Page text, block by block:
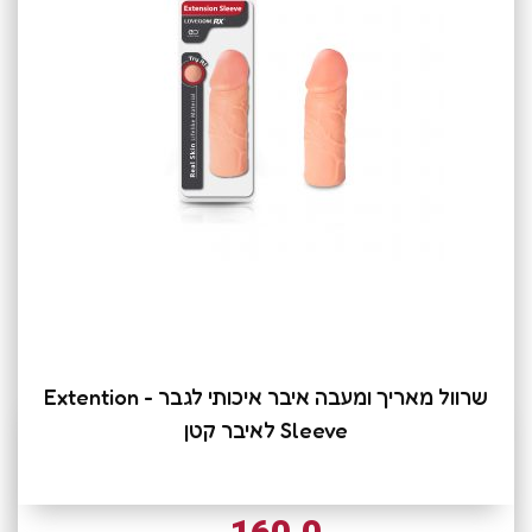
שרוול מאריך ומעבה איבר איכותי לגבר - Extention
Sleeve לאיבר קטן